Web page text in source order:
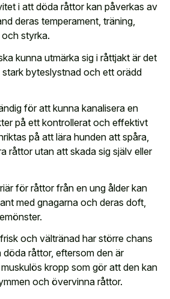
i att döda råttor kan påverkas av
deras temperament, träning,
styrka.
kunna utmärka sig i råttjakt är det
byteslystnad och ett orädd
för att kunna kanalisera en
på ett kontrollerat och effektivt
på att lära hunden att spåra,
råttor utan att skada sig själv eller
för råttor från en ung ålder kan
med gnagarna och deras doft,
och vältränad har större chans
råttor, eftersom den är
kropp som gör att den kan
och övervinna råttor.